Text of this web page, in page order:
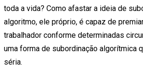
toda a vida? Como afastar a ideia de
algoritmo, ele próprio, é capaz de
trabalhador conforme determinadas
uma forma de subordinação algorítmica
séria.